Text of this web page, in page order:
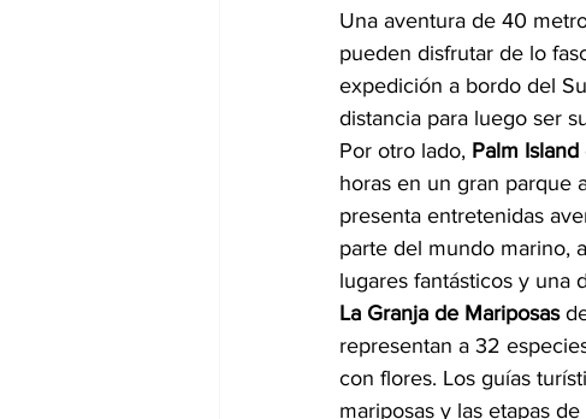
Una aventura de 40
pueden disfrutar de lo
expedición a bordo del
distancia para luego ser
Por otro lado, Palm Island
horas en un gran parque
presenta entretenidas
parte del mundo marino,
lugares fantásticos y una
La Granja de Mariposas
representan a 32
con flores. Los guías
mariposas y las etapas